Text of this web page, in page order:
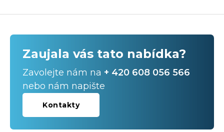
Zaujala vás tato nabídka?
Zavolejte nám na + 420 608 056 566
nebo nám napište
Kontakty